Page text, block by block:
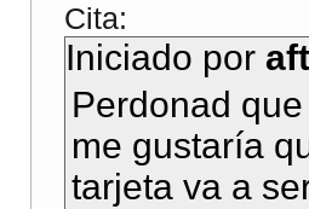
Cita:
Iniciado por
Perdonad
me gustaría
tarjeta va a